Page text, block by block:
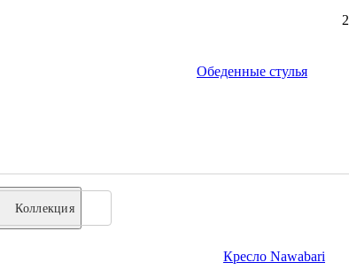
Обеденные стулья
Коллекция
Кресло Nawabari